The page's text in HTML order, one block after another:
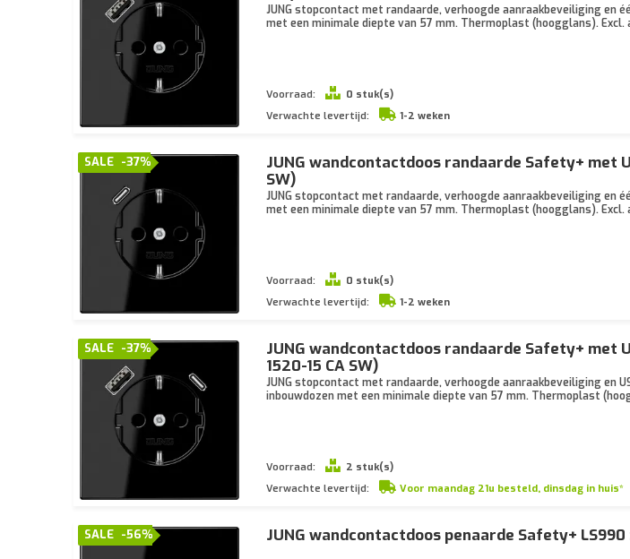
JUNG stopcontact met randaarde, verhoogde aanraakbeveiliging en
met een minimale diepte van 57 mm. Thermoplast (hoogglans). Excl.
Voorraad:
0 stuk(s)
Verwachte levertijd:
1-2 weken
-37%
SALE
JUNG wandcontactdoos randaarde Safety+ met
SW)
JUNG stopcontact met randaarde, verhoogde aanraakbeveiliging en
met een minimale diepte van 57 mm. Thermoplast (hoogglans). Excl.
Voorraad:
0 stuk(s)
Verwachte levertijd:
1-2 weken
-37%
SALE
JUNG wandcontactdoos randaarde Safety+ met
1520-15 CA SW)
JUNG stopcontact met randaarde, verhoogde aanraakbeveiliging en
inbouwdozen met een minimale diepte van 57 mm. Thermoplast
Voorraad:
2 stuk(s)
Verwachte levertijd:
Voor maandag 21u besteld, dinsdag in huis*
-56%
SALE JUNG wandcontactdoos penaarde Safety+